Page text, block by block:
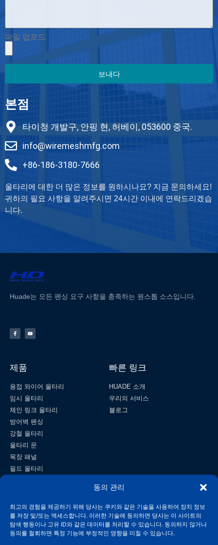
동의 관리
최고의 경험을 제공하기 위해 당사는 쿠키와 같은 기술을 사용하여 장치 정보
를 저장 및/또는 액세스합니다. 이러한 기술에 동의하면 당사는 이 사이트의
탐색 행동이나 고유 ID와 같은 데이터를 처리할 수 있습니다. 동의하지 않거나
동의를 철회하면 특정 기능에 부정적인 영향을 미칠 수 있습니다.
파일 업로드
보내다
본점
타이청 개발구, 안핑 현, 허베이, 053600 중국.
info@wiremeshmfg.com
+86-186-3180-7666
울타리에 대한 더 많은 정보를 원하시나요? 지금 문의하세요!
귀하의 필요 사항을 알려주시면 24시간 이내에 연락드리겠습
니다.
Huade는 모든 펜싱 요구 사항을 충족하는 원스톱 소스입니다.
제품
용접 와이어 울타리
임시 울타리
체인 링크 울타리
방어벽 펜싱
강철 울타리
울타리 문
목장 패널
필드 울타리
빠른 링크
HUADE 소개
우리의 서비스
블로그
info@wiremeshmfg.com
+86-180-3192-9999